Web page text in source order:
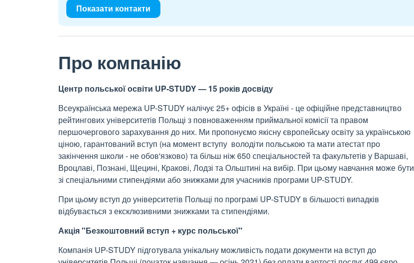
Показати контакти
Про компанію
Центр польської освіти UP-STUDY — 15 років досвіду
Всеукраїнська мережа UP-STUDY налічує 25+ офісів в Україні - це офіційне представництво
рейтингових університетів Польщі з повноваженням приймальної комісії та правом
першочергового зарахування до них. Ми пропонуємо якісну європейську освіту за українською
ціною, гарантований вступ (на момент вступу володіти польською та мати атестат про
закінчення школи - не обов'язково) та більш ніж 650 спеціальностей та факультетів у Варшаві,
Вроцлаві, Познані, Щецині, Кракові, Лодзі та Ольштині на вибір. При цьому навчання може бути
зі спеціальними стипендіями або знижками для учасників програми UP-STUDY.
При цьому вступ до університетів Польщі по програмі UP-STUDY в більшості випадків
відбувається з ексклюзивними знижками та стипендіями.
Акція "Безкоштовний вступ + курс польської"
Компанія UP-STUDY підготувала унікальну можливість подати документи на вступ до